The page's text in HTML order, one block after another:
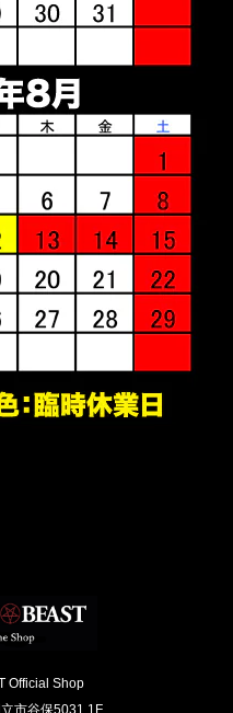
Official Shop
市谷保5031 1F